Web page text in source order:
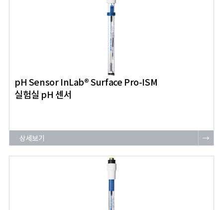
pH Sensor InLab® Surface Pro-ISM
실험실 pH 센서
상세보기 →